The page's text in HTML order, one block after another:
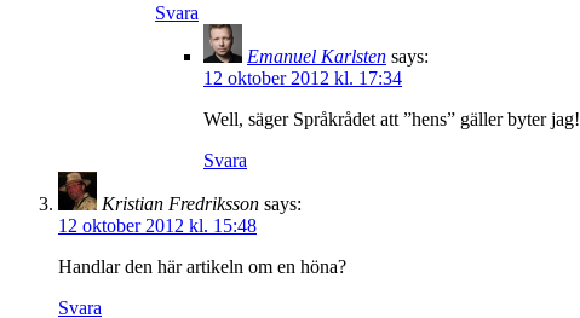
Svara
Emanuel Karlsten says:
12 oktober 2012 kl. 17:34
Well, säger Språkrådet att ”hens” gäller byter jag!
Svara
Kristian Fredriksson says:
12 oktober 2012 kl. 15:48
Handlar den här artikeln om en höna?
Svara